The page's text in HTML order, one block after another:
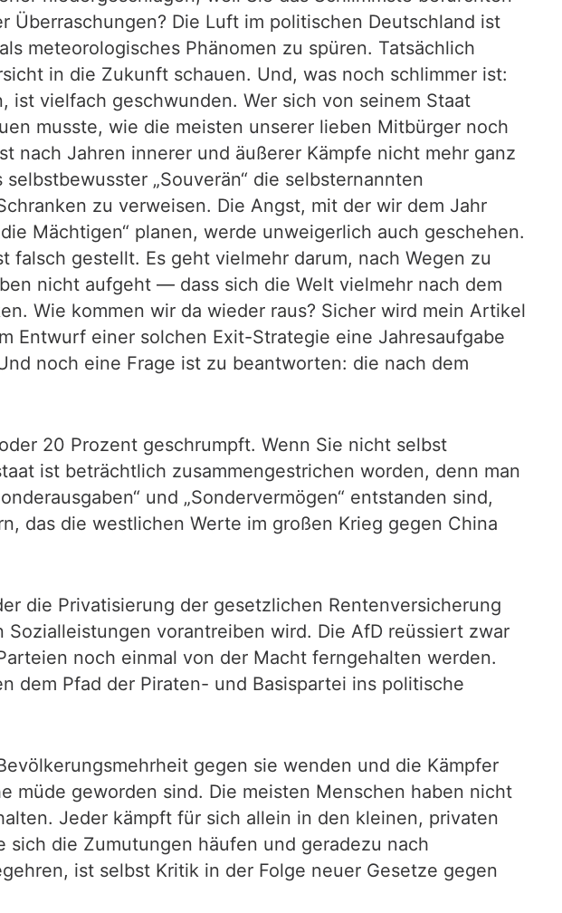
Die Luft im politischen Deutschland ist
meteorologisches Phänomen zu spüren. Tatsächlich
in die Zukunft schauen. Und, was noch schlimmer ist:
ist vielfach geschwunden. Wer sich von seinem Staat
musste, wie die meisten unserer lieben Mitbürger noch
nach Jahren innerer und äußerer Kämpfe nicht mehr ganz
„Souverän“ die selbsternannten
zu verweisen. Die Angst, mit der wir dem Jahr
Mächtigen“ planen, werde unweigerlich auch geschehen.
falsch gestellt. Es geht vielmehr darum, nach Wegen zu
nicht aufgeht — dass sich die Welt vielmehr nach dem
Wie kommen wir da wieder raus? Sicher wird mein Artikel
Entwurf einer solchen Exit-Strategie eine Jahresaufgabe
noch eine Frage ist zu beantworten: die nach dem
20 Prozent geschrumpft. Wenn Sie nicht selbst
ist beträchtlich zusammengestrichen worden, denn man
und „Sondervermögen“ entstanden sind,
das die westlichen Werte im großen Krieg gegen China
die Privatisierung der gesetzlichen Rentenversicherung
vorantreiben wird. Die AfD reüssiert zwar
noch einmal von der Macht ferngehalten werden.
dem Pfad der Piraten- und Basispartei ins politische
gegen sie wenden und die Kämpfer
müde geworden sind. Die meisten Menschen haben nicht
Jeder kämpft für sich allein in den kleinen, privaten
die Zumutungen häufen und geradezu nach
ist selbst Kritik in der Folge neuer Gesetze gegen